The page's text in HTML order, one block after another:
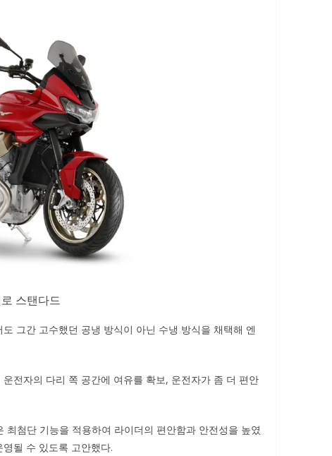
스탠다드
그간 고수했던 공냉 방식이 아닌 수냉 방식을 채택해 엔
전자의 다리 쪽 공간에 여유를 확보, 운전자가 좀 더 편안
첨단 기능을 적용하여 라이더의 편안함과 안전성을 높였
될 수 있도록 고안했다.